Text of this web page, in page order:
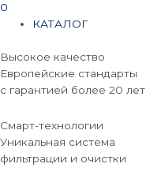
0
КАТАЛОГ
Высокое качество
Европейские стандарты
с гарантией более 20 лет
Смарт-технологии
Уникальная система
фильтрации и очистки